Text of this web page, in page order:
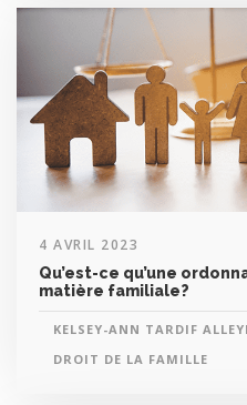
4 AVRIL 2023
Qu’est-ce qu’une
matière familiale?
KELSEY-ANN TARDIF
DROIT DE LA FAMILLE